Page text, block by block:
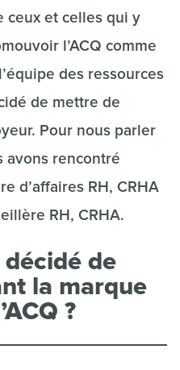
ceux et celles qui y
l’ACQ comme
des ressources
de mettre de
Pour nous parler
avons rencontré
d’affaires RH, CRHA
RH, CRHA.
de
la marque
?